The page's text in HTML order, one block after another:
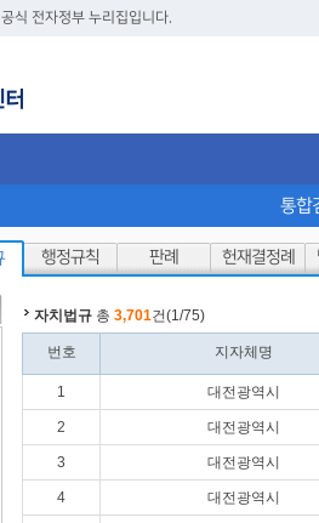
식 전자정부 누리집입니다.
통합
행정규칙 판례 헌재결정례
자치법규 총 3,701건(1/75)
번호 지자체명
1 대전광역시
2 대전광역시
3 대전광역시
4 대전광역시